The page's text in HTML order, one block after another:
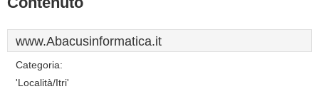
www.Abacusinformatica.it
Categoria:
'Località/Itri'